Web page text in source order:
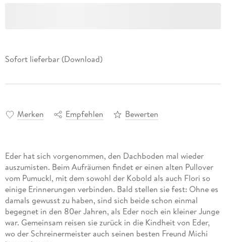
Sofort lieferbar (Download)
Merken Empfehlen Bewerten
Eder hat sich vorgenommen, den Dachboden mal wieder
auszumisten. Beim Aufräumen findet er einen alten Pullover
vom Pumuckl, mit dem sowohl der Kobold als auch Flori so
einige Erinnerungen verbinden. Bald stellen sie fest: Ohne es
damals gewusst zu haben, sind sich beide schon einmal
begegnet in den 80er Jahren, als Eder noch ein kleiner Junge
war. Gemeinsam reisen sie zurück in die Kindheit von Eder,
wo der Schreinermeister auch seinen besten Freund Michi